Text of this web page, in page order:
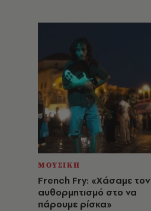
ΜΟΥΣΙΚΗ
French Fry: «Χάσαμε τον
αυθορμητισμό στο να
πάρουμε ρίσκα»